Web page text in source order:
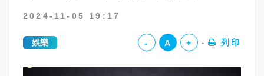
2024-11-05 19:17
娛樂 - A + 列印